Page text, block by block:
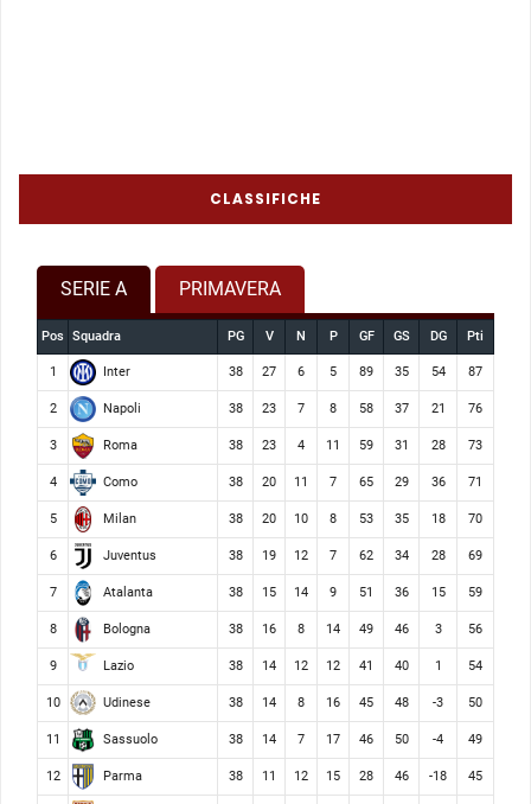
CLASSIFICHE
SERIE A PRIMAVERA
Pos Squadra PG V N P GF GS DG Pti
1 Inter 38 27 6 5 89 35 54 87
2 Napoli 38 23 7 8 58 37 21 76
3 Roma 38 23 4 11 59 31 28 73
4 Como 38 20 11 7 65 29 36 71
5 Milan 38 20 10 8 53 35 18 70
6 Juventus 38 19 12 7 62 34 28 69
7 Atalanta 38 15 14 9 51 36 15 59
8 Bologna 38 16 8 14 49 46 3 56
9 Lazio 38 14 12 12 41 40 1 54
10 Udinese 38 14 8 16 45 48 -3 50
11 Sassuolo 38 14 7 17 46 50 -4 49
12 Parma 38 11 12 15 28 46 -18 45